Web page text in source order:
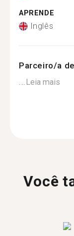
APRENDE
Inglês
Parceiro/a
...Leia mais
Você